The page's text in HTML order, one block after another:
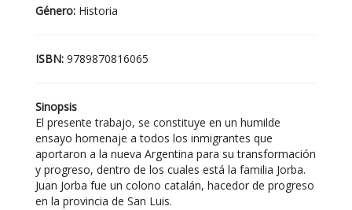
Género: Historia
ISBN: 9789870816065
Sinopsis
El presente trabajo, se constituye en un humilde
ensayo homenaje a todos los inmigrantes que
aportaron a la nueva Argentina para su transformación
y progreso, dentro de los cuales está la familia Jorba.
Juan Jorba fue un colono catalán, hacedor de progreso
en la provincia de San Luis.